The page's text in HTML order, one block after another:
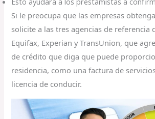
Si le preocupa que las empresas
solicite a las tres agencias de referencia
Equifax, Experian y TransUnion, que
de crédito que diga que puede
residencia, como una factura de
licencia de conducir.